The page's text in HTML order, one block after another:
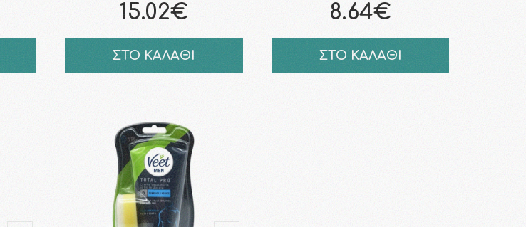
15.02€
ΣΤΟ ΚΑΛΑΘΙ
8.64€
ΣΤΟ ΚΑΛΑΘΙ